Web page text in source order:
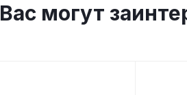
Вас могут